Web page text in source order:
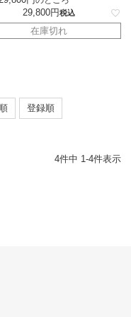
29,800 税込
在庫切れ
登録順
4件中 1 -4件表示